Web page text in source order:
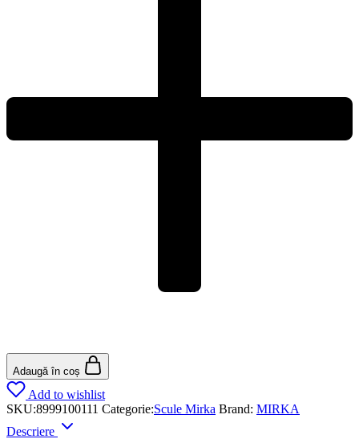
Adaugă în coș
Add to wishlist
SKU:8999100111 Categorie:Scule Mirka Brand: MIRKA
Descriere